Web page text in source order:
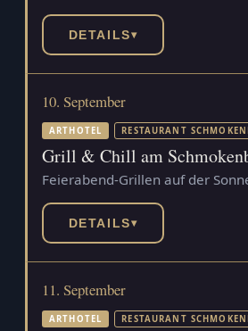
DETAILS▾
10. September
ARTHOTEL RESTAURANT
Grill & Chill am
Feierabend-Grillen auf der
DETAILS▾
11. September
ARTHOTEL RESTAURANT